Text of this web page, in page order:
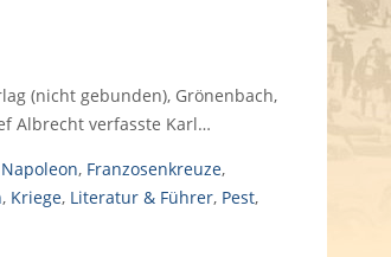
(nicht gebunden), Grönenbach,
Albrecht verfasste Karl…
, Franzosenkreuze,
, Kriege, Literatur & Führer, Pest,